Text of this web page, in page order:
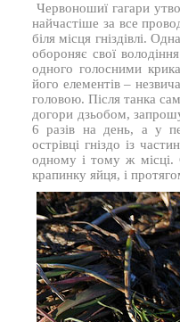
Червоношиї гагари
найчастіше за все
біля місця гніздівлі.
обороняє свої
одного голосними
його елементів –
головою. Після танка
догори дзьобом,
6 разів на день, а у
острівці гніздо із
одному і тому ж місці.
крапинку яйця, і